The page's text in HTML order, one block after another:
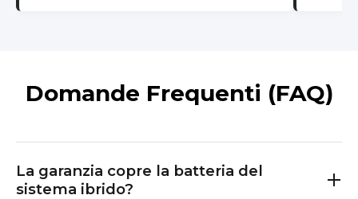
Domande Frequenti (FAQ)
La garanzia copre la batteria del
sistema ibrido?